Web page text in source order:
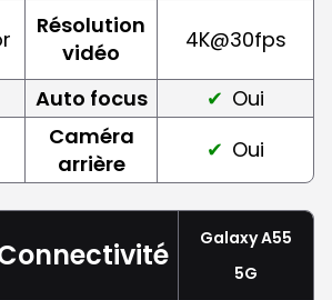
Résolution
vidéo
4K@30fps
Auto focus
Oui
Caméra
arrière
Oui
Galaxy A55
5G